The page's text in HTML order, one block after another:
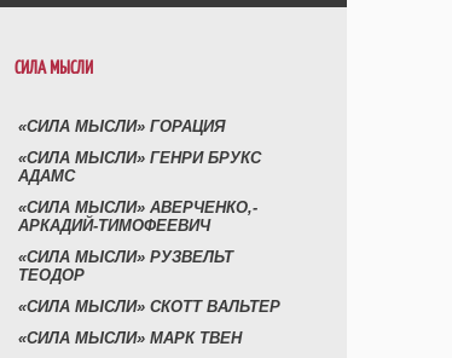
СИЛА МЫСЛИ
«СИЛА МЫСЛИ» ГОРАЦИЯ
«СИЛА МЫСЛИ» ГЕНРИ БРУКС
АДАМС
«СИЛА МЫСЛИ» АВЕРЧЕНКО,-
АРКАДИЙ-ТИМОФЕЕВИЧ
«СИЛА МЫСЛИ» РУЗВЕЛЬТ
ТЕОДОР
«СИЛА МЫСЛИ» СКОТТ ВАЛЬТЕР
«СИЛА МЫСЛИ» МАРК ТВЕН